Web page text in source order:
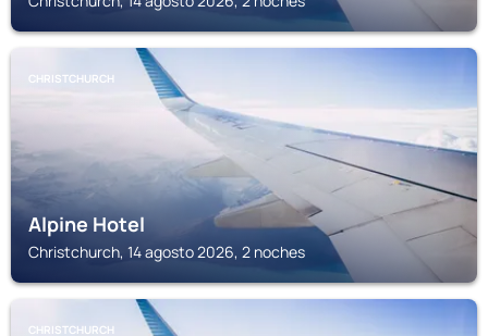
CHRISTCHURCH
Alpine Hotel
Christchurch, 14 agosto 2026, 2 noches
CHRISTCHURCH